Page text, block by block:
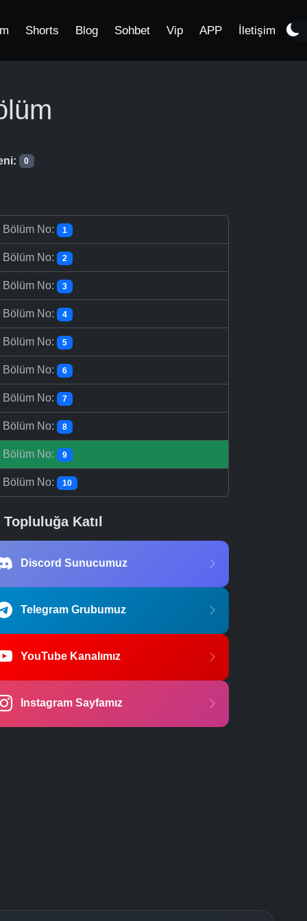
Shorts Blog Sohbet Vip APP İletişim
0
Bölüm No: 1
Bölüm No: 2
Bölüm No: 3
Bölüm No: 4
Bölüm No: 5
Bölüm No: 6
Bölüm No: 7
Bölüm No: 8
Bölüm No: 9
Bölüm No: 10
Topluluğa Katıl
Discord Sunucumuz
Telegram Grubumuz
YouTube Kanalımız
Instagram Sayfamız